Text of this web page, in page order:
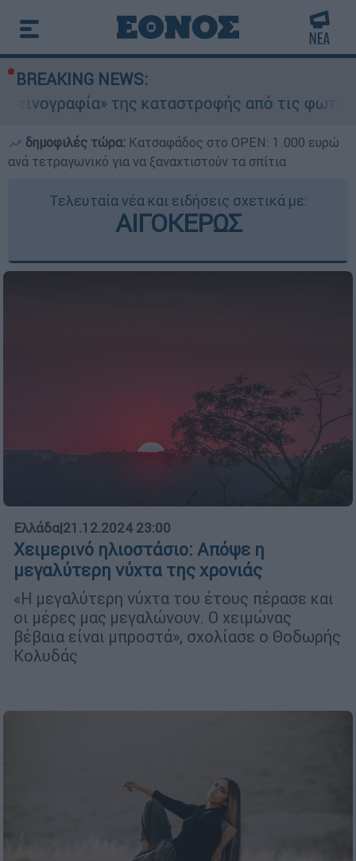
BREAKING NEWS:
της καταστροφής από τις φωτιές στη
δημοφιλές τώρα: Κατσαφάδος στο OPEN: 1.000 ευρώ
ανά τετραγωνικό για να ξαναχτιστούν τα σπίτια
Τελευταία νέα και ειδήσεις σχετικά με:
ΑΙΓΟΚΕΡΩΣ
Ελλάδα|21.12.2024 23:00
Χειμερινό ηλιοστάσιο: Απόψε η
μεγαλύτερη νύχτα της χρονιάς
«Η μεγαλύτερη νύχτα του έτους πέρασε και
οι μέρες μας μεγαλώνουν. Ο χειμώνας
βέβαια είναι μπροστά», σχολίασε ο Θοδωρής
Κολυδάς